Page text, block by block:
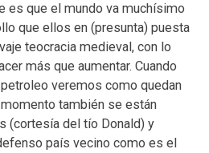
es que el mundo va muchísimo
que ellos en (presunta) puesta
teocracia medieval, con lo
más que aumentar. Cuando
veremos como quedan
también se están
(cortesía del tío Donald) y
país vecino como es el